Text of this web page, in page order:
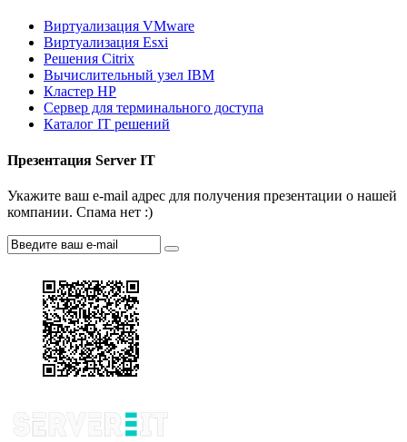
Виртуализация VMware
Виртуализация Esxi
Решения Citrix
Вычислительный узел IBM
Кластер HP
Сервер для терминального доступа
Каталог IT решений
Презентация Server IT
Укажите ваш e-mail адрес для получения презентации о нашей
компании. Спама нет :)